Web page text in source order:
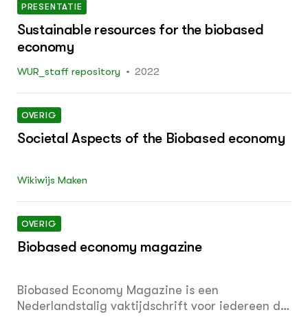
PRESENTATIE
Sustainable resources for the biobased
economy
WUR_staff repository 2022
OVERIG
Societal Aspects of the Biobased economy
Wikiwijs Maken
OVERIG
Biobased economy magazine
Biobased Economy Magazine is een
Nederlandstalig vaktijdschrift voor iedereen die